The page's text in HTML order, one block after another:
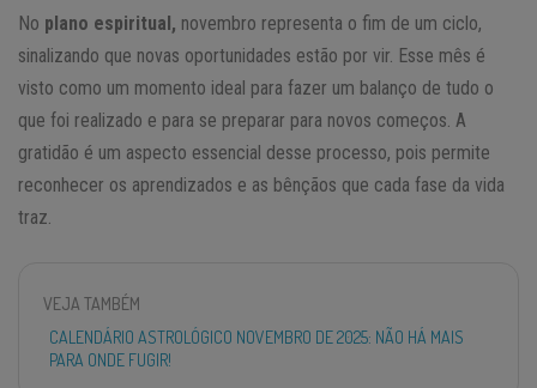
No plano espiritual, novembro representa o fim de um ciclo,
sinalizando que novas oportunidades estão por vir. Esse mês é
visto como um momento ideal para fazer um balanço de tudo o
que foi realizado e para se preparar para novos começos. A
gratidão é um aspecto essencial desse processo, pois permite
reconhecer os aprendizados e as bênçãos que cada fase da vida
traz.
VEJA TAMBÉM
CALENDÁRIO ASTROLÓGICO NOVEMBRO DE 2025: NÃO HÁ MAIS
PARA ONDE FUGIR!